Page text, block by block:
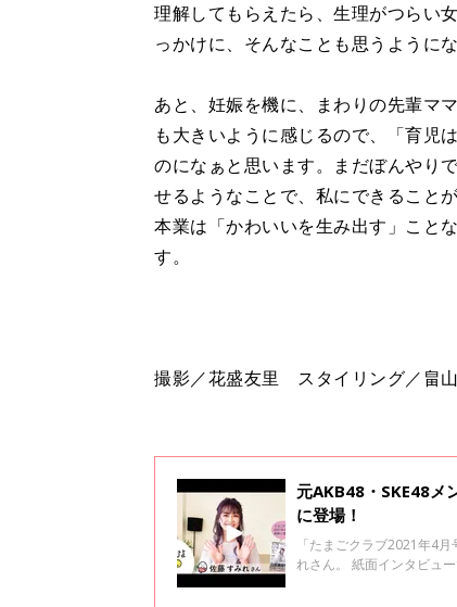
理解してもらえたら、生理がつらい
っかけに、そんなことも思うようにな
あと、妊娠を機に、まわりの先輩マ
も大きいように感じるので、「育児
のになぁと思います。まだぼんやり
せるようなことで、私にできること
本業は「かわいいを生み出す」こと
す。
撮影／花盛友里 スタイリング／畠
元AKB48・SKE48メ
に登場！
「たまごクラブ2021年4
れさん。 紙面インタビュ